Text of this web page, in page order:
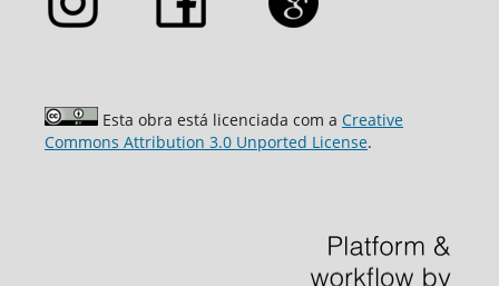
Esta obra está licenciada com a Creative
Commons Attribution 3.0 Unported License.